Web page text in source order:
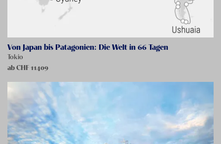
Von Japan bis Patagonien: Die Welt in 66 Tagen
Tokio
ab CHF 11409